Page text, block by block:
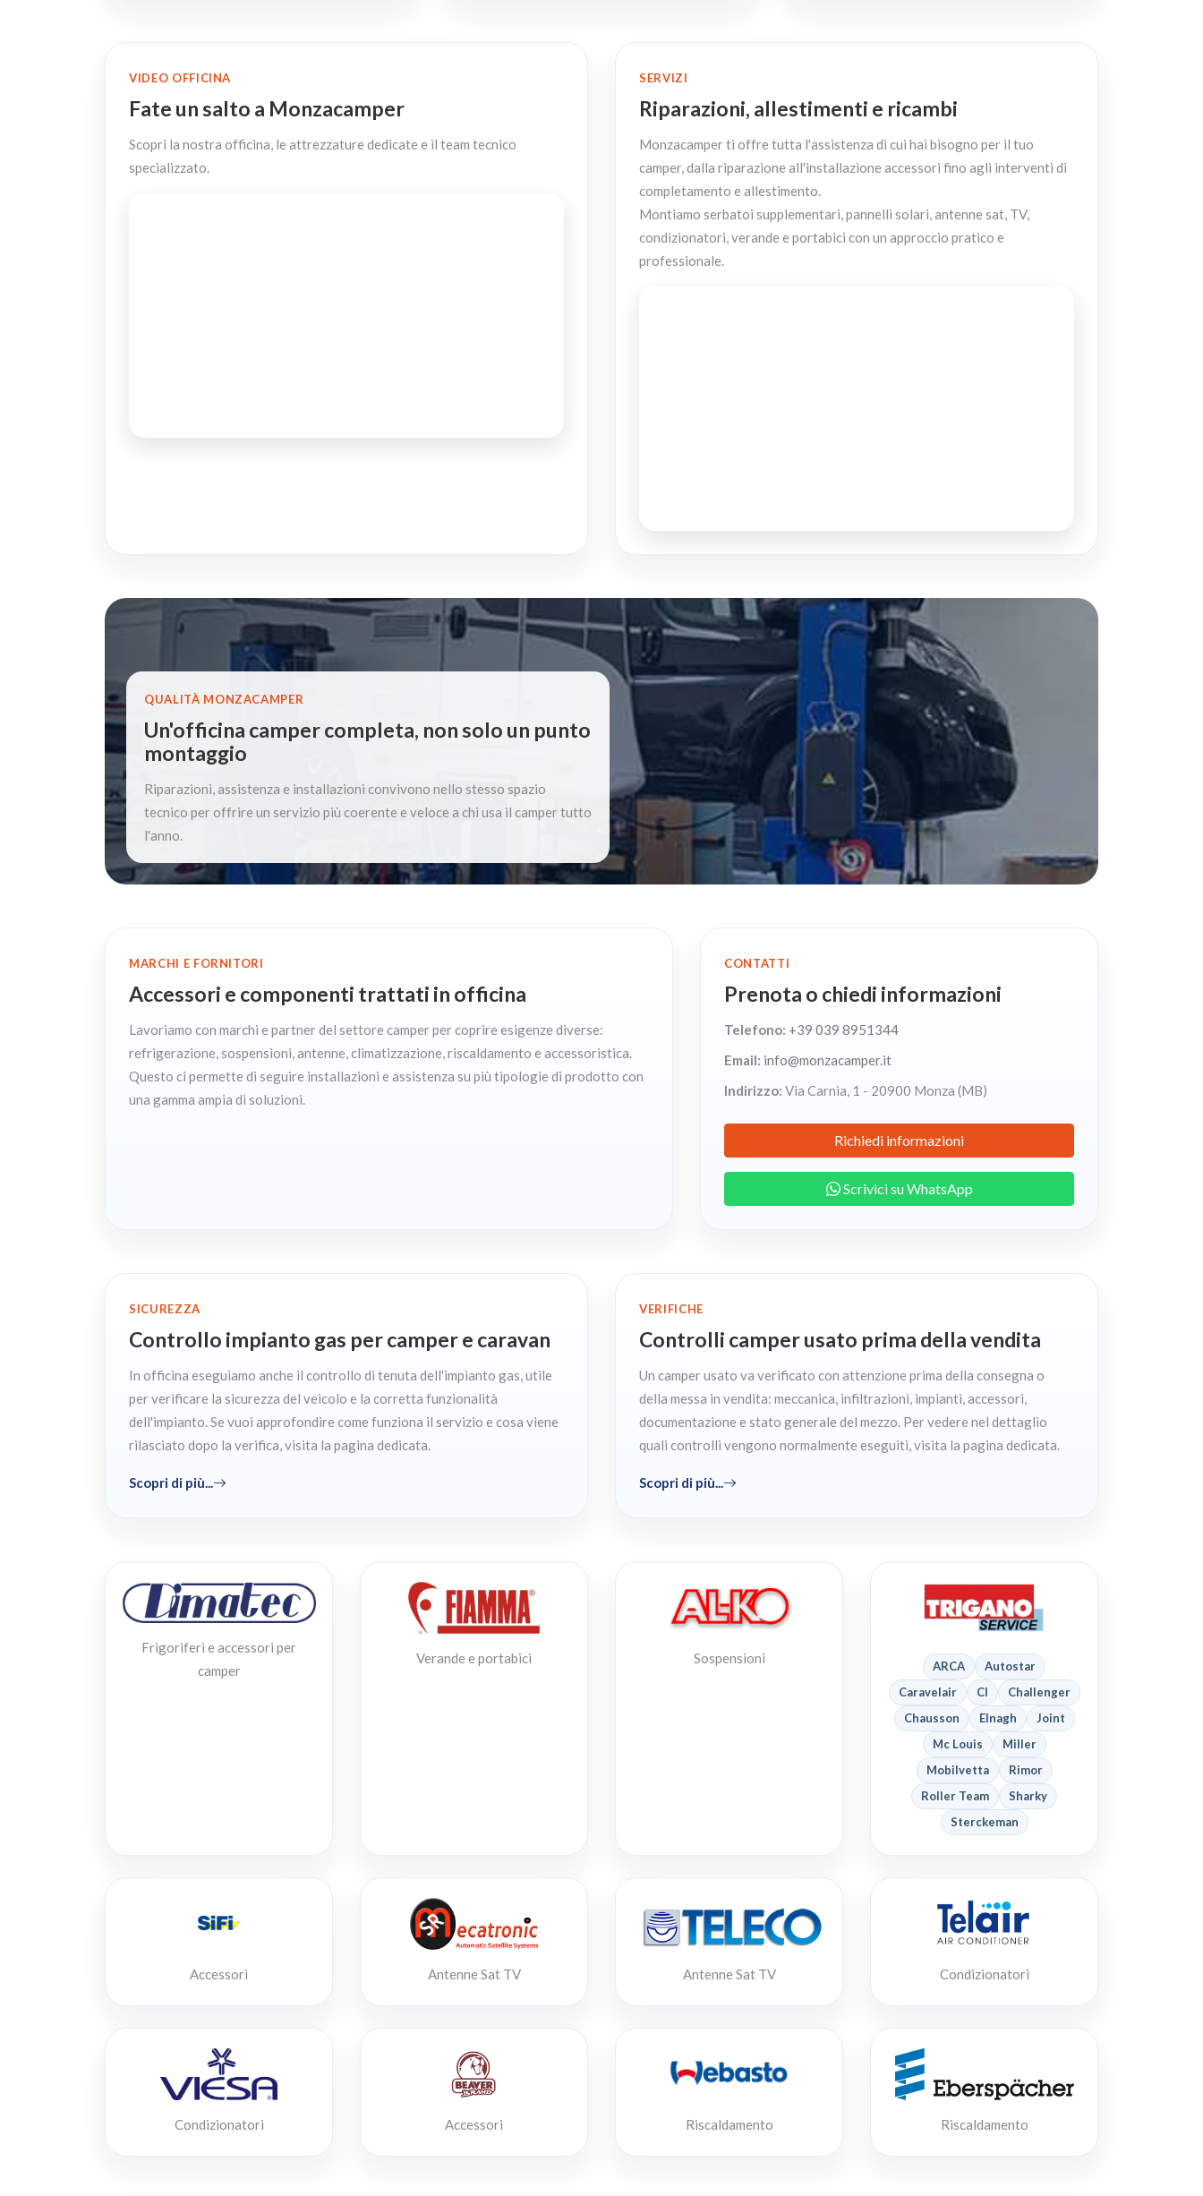
VIDEO OFFICINA
Fate un salto a Monzacamper
Scopri la nostra officina, le attrezzature dedicate e il team tecnico
specializzato.
SERVIZI
Riparazioni, allestimenti e ricambi
Monzacamper ti offre tutta l'assistenza di cui hai bisogno per il tuo
camper, dalla riparazione all'installazione accessori fino agli interventi di
completamento e allestimento.
Montiamo serbatoi supplementari, pannelli solari, antenne sat, TV,
condizionatori, verande e portabici con un approccio pratico e
professionale.
QUALITÀ MONZACAMPER
Un'officina camper completa, non solo un punto
montaggio
Riparazioni, assistenza e installazioni convivono nello stesso spazio
tecnico per offrire un servizio più coerente e veloce a chi usa il camper tutto
l'anno.
MARCHI E FORNITORI
Accessori e componenti trattati in officina
Lavoriamo con marchi e partner del settore camper per coprire esigenze diverse:
refrigerazione, sospensioni, antenne, climatizzazione, riscaldamento e accessoristica.
Questo ci permette di seguire installazioni e assistenza su più tipologie di prodotto con
una gamma ampia di soluzioni.
CONTATTI
Prenota o chiedi informazioni
Telefono: +39 039 8951344
Email: info@monzacamper.it
Indirizzo: Via Carnia, 1 - 20900 Monza (MB)
Richiedi informazioni
Scrivici su WhatsApp
SICUREZZA
Controllo impianto gas per camper e caravan
In officina eseguiamo anche il controllo di tenuta dell'impianto gas, utile
per verificare la sicurezza del veicolo e la corretta funzionalità
dell'impianto. Se vuoi approfondire come funziona il servizio e cosa viene
rilasciato dopo la verifica, visita la pagina dedicata.
Scopri di più...
VERIFICHE
Controlli camper usato prima della vendita
Un camper usato va verificato con attenzione prima della consegna o
della messa in vendita: meccanica, infiltrazioni, impianti, accessori,
documentazione e stato generale del mezzo. Per vedere nel dettaglio
quali controlli vengono normalmente eseguiti, visita la pagina dedicata.
Scopri di più...
Frigoriferi e accessori per
camper
Verande e portabici Sospensioni ARCA
Autostar
Caravelair
CI
Challenger
Chausson
Elnagh
Joint
Mc Louis
Miller
Mobilvetta
Rimor
Roller Team
Sharky
Sterckeman
Accessori Antenne Sat TV Antenne Sat TV Condizionatori
Condizionatori Accessori Riscaldamento Riscaldamento